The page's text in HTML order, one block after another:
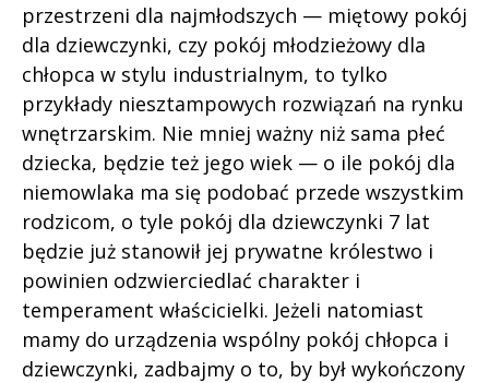
przestrzeni dla najmłodszych — miętowy pokój
dla dziewczynki, czy pokój młodzieżowy dla
chłopca w stylu industrialnym, to tylko
przykłady niesztampowych rozwiązań na rynku
wnętrzarskim. Nie mniej ważny niż sama płeć
dziecka, będzie też jego wiek — o ile pokój dla
niemowlaka ma się podobać przede wszystkim
rodzicom, o tyle pokój dla dziewczynki 7 lat
będzie już stanowił jej prywatne królestwo i
powinien odzwierciedlać charakter i
temperament właścicielki. Jeżeli natomiast
mamy do urządzenia wspólny pokój chłopca i
dziewczynki, zadbajmy o to, by był wykończony